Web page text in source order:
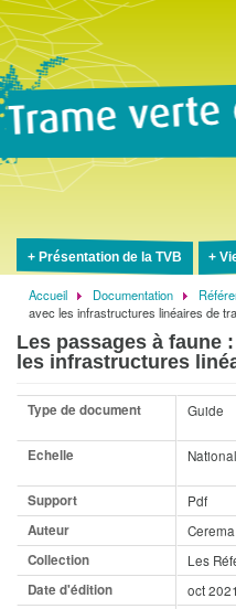
Présentation de la TVB
Fil
d'Ariane
Accueil Documentation
avec les infrastructures linéaires de
Les passages à faune
les infrastructures
Type de document Guide
Echelle
Support
Pdf
Auteur
Cerema
Collection
Les
Date d'édition
oct 2021